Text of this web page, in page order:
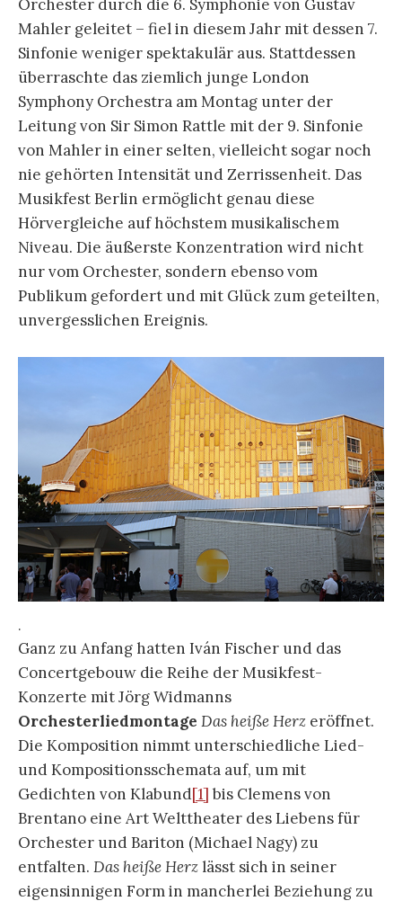
Orchester durch die 6. Symphonie von Gustav
Mahler geleitet – fiel in diesem Jahr mit dessen 7.
Sinfonie weniger spektakulär aus. Stattdessen
überraschte das ziemlich junge London
Symphony Orchestra am Montag unter der
Leitung von Sir Simon Rattle mit der 9. Sinfonie
von Mahler in einer selten, vielleicht sogar noch
nie gehörten Intensität und Zerrissenheit. Das
Musikfest Berlin ermöglicht genau diese
Hörvergleiche auf höchstem musikalischem
Niveau. Die äußerste Konzentration wird nicht
nur vom Orchester, sondern ebenso vom
Publikum gefordert und mit Glück zum geteilten,
unvergesslichen Ereignis.
.
Ganz zu Anfang hatten Iván Fischer und das
Concertgebouw die Reihe der Musikfest-
Konzerte mit Jörg Widmanns
Orchesterliedmontage Das heiße Herz eröffnet.
Die Komposition nimmt unterschiedliche Lied-
und Kompositionsschemata auf, um mit
Gedichten von Klabund[1] bis Clemens von
Brentano eine Art Welttheater des Liebens für
Orchester und Bariton (Michael Nagy) zu
entfalten. Das heiße Herzlässt sich in seiner
eigensinnigen Form in mancherlei Beziehung zu